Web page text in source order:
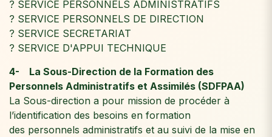
? SERVICE PERSONNELS ADMINISTRATIFS
? SERVICE PERSONNELS DE DIRECTION
? SERVICE SECRETARIAT
? SERVICE D'APPUI TECHNIQUE
4- La Sous-Direction de la Formation des
Personnels Administratifs et Assimilés (SDFPAA)
La Sous-direction a pour mission de procéder à
l’identification des besoins en formation
des personnels administratifs et au suivi de la mise en